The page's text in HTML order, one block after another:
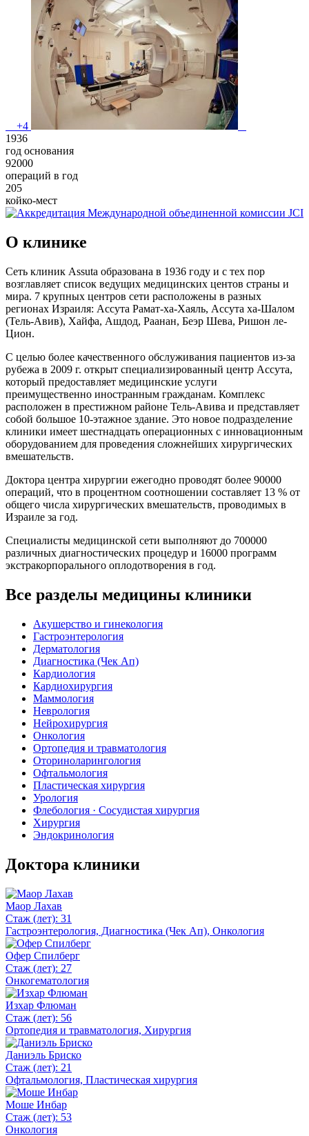
+4
1936
год основания
92000
операций в год
205
койко-мест
О клинике
Сеть клиник Assuta образована в 1936 году и с тех пор
возглавляет список ведущих медицинских центов страны и
мира. 7 крупных центров сети расположены в разных
регионах Израиля: Ассута Рамат-ха-Хаяль, Ассута ха-Шалом
(Тель-Авив), Хайфа, Ашдод, Раанан, Беэр Шева, Ришон ле-
Цион.
С целью более качественного обслуживания пациентов из-за
рубежа в 2009 г. открыт специализированный центр Ассута,
который предоставляет медицинские услуги
преимущественно иностранным гражданам. Комплекс
расположен в престижном районе Тель-Авива и представляет
собой большое 10-этажное здание. Это новое подразделение
клиники имеет шестнадцать операционных с инновационным
оборудованием для проведения сложнейших хирургических
вмешательств.
Доктора центра хирургии ежегодно проводят более 90000
операций, что в процентном соотношении составляет 13 % от
общего числа хирургических вмешательств, проводимых в
Израиле за год.
Специалисты медицинской сети выполняют до 700000
различных диагностических процедур и 16000 программ
экстракорпорального оплодотворения в год.
Все разделы медицины клиники
Акушерство и гинекология
Гастроэнтерология
Дерматология
Диагностика (Чек Ап)
Кардиология
Кардиохирургия
Маммология
Неврология
Нейрохирургия
Онкология
Ортопедия и травматология
Оториноларингология
Офтальмология
Пластическая хирургия
Урология
Флебология · Сосудистая хирургия
Хирургия
Эндокринология
Доктора клиники
Маор Лахав
Стаж (лет): 31
Гастроэнтерология, Диагностика (Чек Ап), Онкология
Офер Спилберг
Стаж (лет): 27
Онкогематология
Изхар Флюман
Стаж (лет): 56
Ортопедия и травматология, Хирургия
Даниэль Бриско
Стаж (лет): 21
Офтальмология, Пластическая хирургия
Моше Инбар
Стаж (лет): 53
Онкология